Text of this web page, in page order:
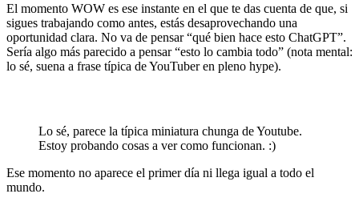
El momento WOW es ese instante en el que te das cuenta de que, si
sigues trabajando como antes, estás desaprovechando una
oportunidad clara. No va de pensar “qué bien hace esto ChatGPT”.
Sería algo más parecido a pensar “esto lo cambia todo” (nota mental:
lo sé, suena a frase típica de YouTuber en pleno hype).
Lo sé, parece la típica miniatura chunga de Youtube.
Estoy probando cosas a ver como funcionan. :)
Ese momento no aparece el primer día ni llega igual a todo el
mundo.